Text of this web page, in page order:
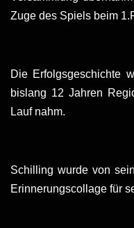
Zuge des Spiels beim
Die Erfolgsgeschichte
bislang 12 Jahren
Lauf nahm.
Schilling wurde von
Erinnerungscollage für